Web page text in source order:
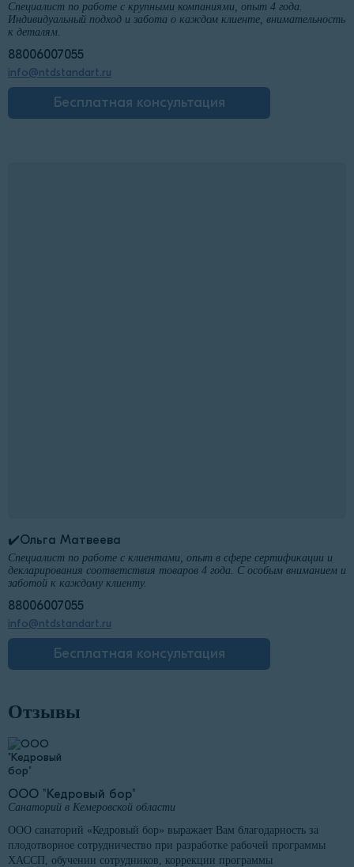
Специалист по работе с крупными компаниями, опыт 4 года.
Индивидуальный подход и забота о каждом клиенте, внимательность
к деталям.
88006007055
info@ntdstandart.ru
Бесплатная консультация
✔️Ольга Матвеева
Специалист по работе с клиентами, опыт в сфере сертификации и
декларирования соответствия товаров 4 года. С особым вниманием и
заботой к каждому клиенту.
88006007055
info@ntdstandart.ru
Бесплатная консультация
Отзывы
ООО "Кедровый бор"
Санаторий в Кемеровской области
ООО санаторий «Кедровый бор» выражает Вам благодарность за
плодотворное сотрудничество при разработке рабочей программы
ХАССП, обучении сотрудников, коррекции программы